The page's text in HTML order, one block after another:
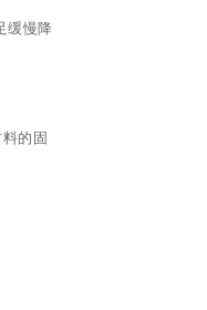
缓慢降
的固